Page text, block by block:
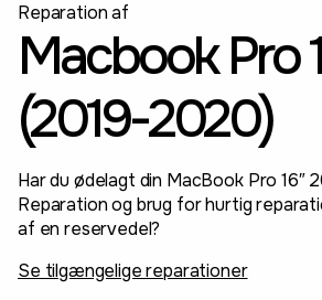
Reparation af
Macbook Pro
(2019-2020)
Har du ødelagt din MacBook Pro 16″
Reparation og brug for hurtig
af en reservedel?
Se tilgængelige reparationer